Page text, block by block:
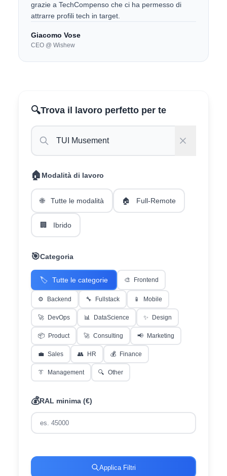
grazie a TechCompenso che ci ha permesso di
attrarre profili tech in target.
Giacomo Vose
CEO @ Wishew
🔍Trova il lavoro perfetto per te
🏠 Modalità di lavoro
🌐 Tutte le modalità 🏠 Full-Remote
🏢 Ibrido
🎯Categoria
🏷️ Tutte le categorie 🎨 Frontend
⚙️ Backend 🔧 Fullstack 📱 Mobile
🚀 DevOps 📊 DataScience ✨ Design
📦 Product 🚀 Consulting 📢 Marketing
💼 Sales 👥 HR 💰 Finance
👔 Management 🔍 Other
💰RAL minima (€)
Applica Filtri